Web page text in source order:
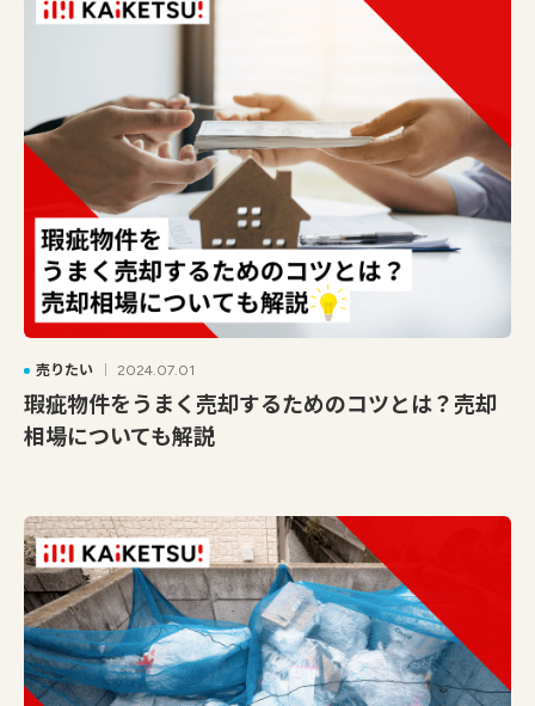
売りたい 2024.07.01
瑕疵物件をうまく売却するためのコツとは？売却
相場についても解説